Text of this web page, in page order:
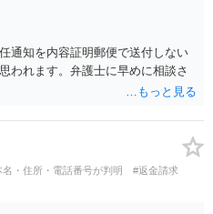
通知を内容証明郵便で送付しない
われます。弁護士に早めに相談さ
名・住所・電話番号が判明 #返金請求